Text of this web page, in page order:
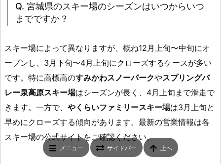
Q. 宮城県のスキー場のシーズンはいつからいつ
までですか？
スキー場によって異なりますが、概ね12月上旬〜中旬にオ
ープンし、3月下旬〜4月上旬にクローズするケースが多い
です。特に高標高のすみかわスノーパークやスプリングバ
レー泉高原スキー場はシーズンが長く、4月上旬まで滑走で
きます。一方で、 やくらいファミリースキー場は3月上旬と
早めにクローズする傾向があります。最新の営業情報は各
スキー場の公式サイトをご確認ください。
メニュー サイドバー 上へ